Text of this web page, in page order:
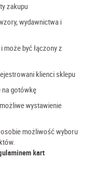
zakupu
wydawnictwa i
być łączony z
klienci sklepu
na gotówkę
wystawienie
możliwość wyboru
kart